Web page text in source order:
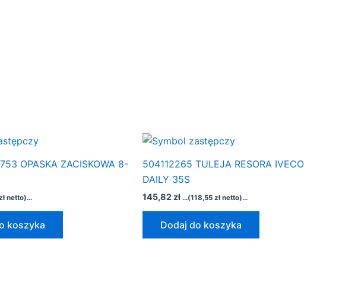
OPASKA ZACISKOWA 8-
netto)...
koszyka
504112265 TULEJA RESORA IVECO
DAILY 35S
145,82 zł ...(118,55 zł netto)...
Dodaj do koszyka